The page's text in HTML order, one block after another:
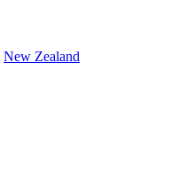
New Zealand